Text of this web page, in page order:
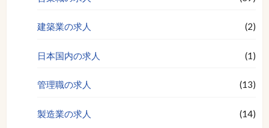
建築業の求人 (2)
日本国内の求人 (1)
管理職の求人 (13)
製造業の求人 (14)